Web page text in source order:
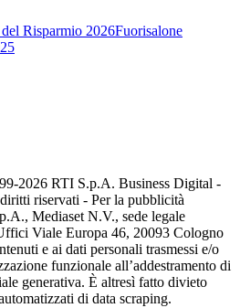
del Risparmio 2026Fuorisalone
2026 RTI S.p.A. Business Digital -
riservati - Per la pubblicità
Mediaset N.V., sede legale
Viale Europa 46, 20093 Cologno
e ai dati personali trasmessi e/o
funzionale all’addestramento di
generativa. È altresì fatto divieto
di data scraping.